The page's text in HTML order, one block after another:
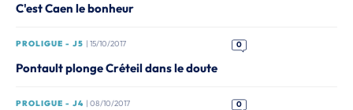
C'est Caen le bonheur
PROLIGUE - J5 | 15/10/2017 0
Pontault plonge Créteil dans le doute
PROLIGUE - J4 | 08/10/2017 0